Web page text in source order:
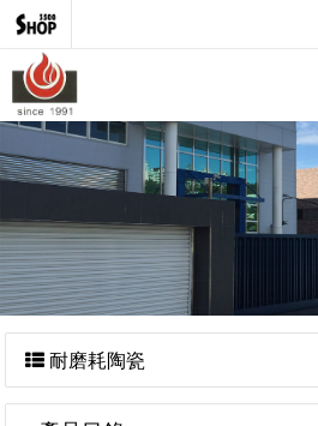
耐磨耗陶瓷